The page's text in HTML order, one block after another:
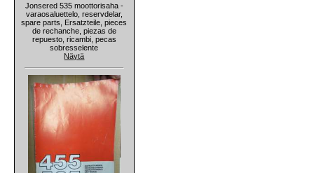
Jonsered 535 moottorisaha -
varaosaluettelo, reservdelar,
spare parts, Ersatzteile, pieces
de rechanche, piezas de
repuesto, ricambi, pecas
sobresselente
Näytä